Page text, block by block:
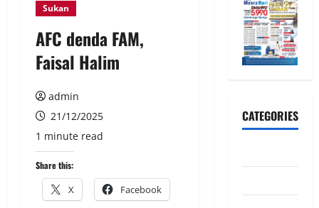
Sukan
AFC denda FAM,
Faisal Halim
admin
21/12/2025
1 minute read
Share this:
X Facebook
CATEGORIES